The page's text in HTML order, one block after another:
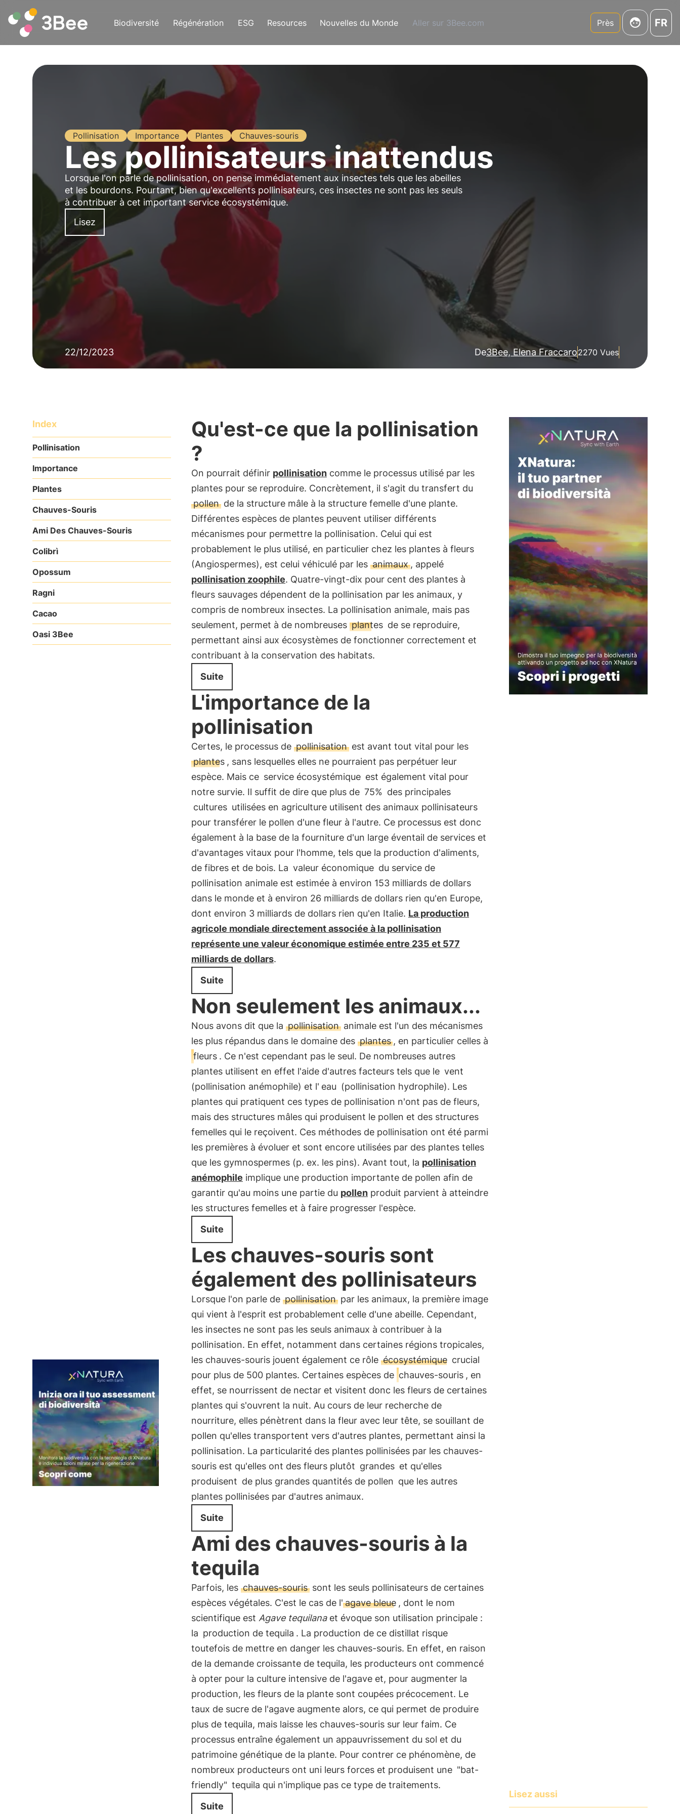
Biodiversité Régénération ESG Resources Nouvelles du Monde Aller sur 3Bee.com Près FR
Pollinisation Importance Plantes Chauves-souris
Les pollinisateurs inattendus
Lorsque l'on parle de pollinisation, on pense immédiatement aux insectes tels que les abeilles
et les bourdons. Pourtant, bien qu'excellents pollinisateurs, ces insectes ne sont pas les seuls
à contribuer à cet important service écosystémique.
Lisez
22/12/2023 De3Bee, Elena Fraccaro2270 Vues
Index
Pollinisation
Importance
Plantes
Chauves-Souris
Ami Des Chauves-Souris
Colibrì
Opossum
Ragni
Cacao
Oasi 3Bee
Qu'est-ce que la pollinisation
?
On pourrait définir pollinisationcomme le processus utilisé par les
plantes pour se reproduire. Concrètement, il s'agit du transfert du
pollende la structure mâle à la structure femelle d'une plante.
Différentes espèces de plantes peuvent utiliser différents
mécanismes pour permettre la pollinisation. Celui qui est
probablement le plus utilisé, en particulier chez les plantes à fleurs
(Angiospermes), est celui véhiculé par les animaux, appelé
pollinisation zoophile. Quatre-vingt-dix pour cent des plantes à
fleurs sauvages dépendent de la pollinisation par les animaux, y
compris de nombreux insectes. La pollinisation animale, mais pas
seulement, permet à de nombreuses plantes de se reproduire,
permettant ainsi aux écosystèmes de fonctionner correctement et
contribuant à la conservation des habitats.
Suite
L'importance de la
pollinisation
Certes, le processus de pollinisationest avant tout vital pour les
plantes , sans lesquelles elles ne pourraient pas perpétuer leur
espèce. Mais ce service écosystémique est également vital pour
notre survie. Il suffit de dire que plus de 75% des principales
cultures utilisées en agriculture utilisent des animaux pollinisateurs
pour transférer le pollen d'une fleur à l'autre. Ce processus est donc
également à la base de la fourniture d'un large éventail de services et
d'avantages vitaux pour l'homme, tels que la production d'aliments,
de fibres et de bois. La valeur économique du service de
pollinisation animale est estimée à environ 153 milliards de dollars
dans le monde et à environ 26 milliards de dollars rien qu'en Europe,
dont environ 3 milliards de dollars rien qu'en Italie. La production
agricole mondiale directement associée à la pollinisation
représente une valeur économique estimée entre 235 et 577
milliards de dollars.
Suite
Non seulement les animaux...
Nous avons dit que la pollinisationanimale est l'un des mécanismes
les plus répandus dans le domaine des plantes , en particulier celles à
fleurs . Ce n'est cependant pas le seul. De nombreuses autres
plantes utilisent en effet l'aide d'autres facteurs tels que le vent
(pollinisation anémophile) et l' eau (pollinisation hydrophile). Les
plantes qui pratiquent ces types de pollinisation n'ont pas de fleurs,
mais des structures mâles qui produisent le pollen et des structures
femelles qui le reçoivent. Ces méthodes de pollinisation ont été parmi
les premières à évoluer et sont encore utilisées par des plantes telles
que les gymnospermes (p. ex. les pins). Avant tout, la pollinisation
anémophile implique une production importante de pollen afin de
garantir qu'au moins une partie du pollenproduit parvient à atteindre
les structures femelles et à faire progresser l'espèce.
Suite
Les chauves-souris sont
également des pollinisateurs
Lorsque l'on parle de pollinisationpar les animaux, la première image
qui vient à l'esprit est probablement celle d'une abeille. Cependant,
les insectes ne sont pas les seuls animaux à contribuer à la
pollinisation. En effet, notamment dans certaines régions tropicales,
les chauves-souris jouent également ce rôle écosystémique crucial
pour plus de 500 plantes. Certaines espèces de chauves-souris , en
effet, se nourrissent de nectar et visitent donc les fleurs de certaines
plantes qui s'ouvrent la nuit. Au cours de leur recherche de
nourriture, elles pénètrent dans la fleur avec leur tête, se souillant de
pollen qu'elles transportent vers d'autres plantes, permettant ainsi la
pollinisation. La particularité des plantes pollinisées par les chauves-
souris est qu'elles ont des fleurs plutôt grandes et qu'elles
produisent de plus grandes quantités de pollen que les autres
plantes pollinisées par d'autres animaux.
Suite
Ami des chauves-souris à la
tequila
Parfois, les chauves-sourissont les seuls pollinisateurs de certaines
espèces végétales. C'est le cas de l' agave bleue , dont le nom
scientifique est Agave tequilanaet évoque son utilisation principale :
la production de tequila . La production de ce distillat risque
toutefois de mettre en danger les chauves-souris. En effet, en raison
de la demande croissante de tequila, les producteurs ont commencé
à opter pour la culture intensive de l'agave et, pour augmenter la
production, les fleurs de la plante sont coupées précocement. Le
taux de sucre de l'agave augmente alors, ce qui permet de produire
plus de tequila, mais laisse les chauves-souris sur leur faim. Ce
processus entraîne également un appauvrissement du sol et du
patrimoine génétique de la plante. Pour contrer ce phénomène, de
nombreux producteurs ont uni leurs forces et produisent une "bat-
friendly" tequila qui n'implique pas ce type de traitements.
Suite
Lisez aussi